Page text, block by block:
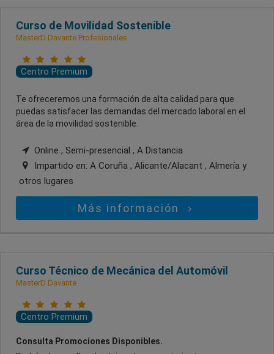
Curso de Movilidad Sostenible
MasterD Davante Profesionales
Centro Premium
Te ofreceremos una formación de alta calidad para que
puedas satisfacer las demandas del mercado laboral en el
área de la movilidad sostenible.
Online , Semi-presencial , A Distancia
Impartido en: A Coruña , Alicante/Alacant , Almería y
otros lugares
Más información
Curso Técnico de Mecánica del Automóvil
MasterD Davante
Centro Premium
Consulta Promociones Disponibles.